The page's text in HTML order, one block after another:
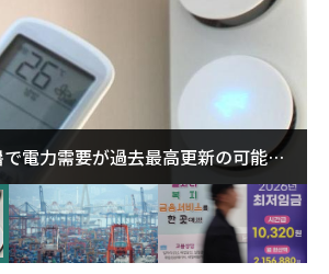
電力需要が過去最高更新の可能性
を点検